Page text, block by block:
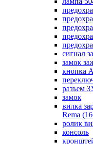
сигнал
замок
кнопка
разъем
замок
вилка
Rema
ролик
консоль